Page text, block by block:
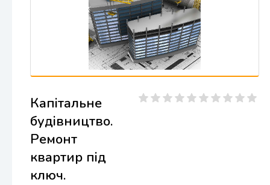
Капітальне
будівництво.
Ремонт
квартир під
ключ.